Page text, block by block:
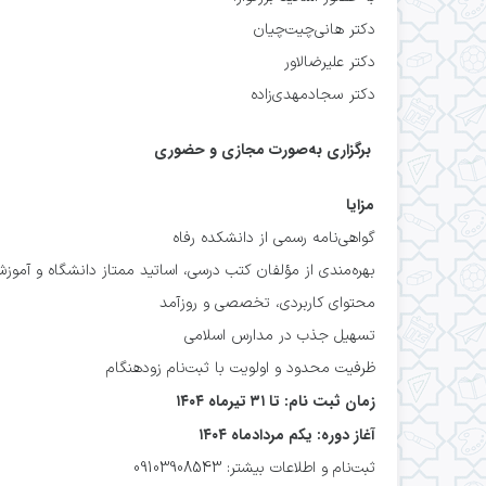
دکتر هانی‌چیت‌چیان
دکتر علیرضالاور
دکتر سجادمهدی‌زاده
برگزاري به‌صورت مجازی و حضوری
مزایا
گواهی‌نامه رسمی از دانشکده رفاه
بهره‌مندی از مؤلفان كتب درسی، اساتید ممتاز دانشگاه و
محتوای کاربردی، تخصصی و روزآمد
تسهيل جذب در مدارس اسلامی
ظرفیت محدود و اولویت با ثبت‌نام زودهنگام
زمان ثبت نام: تا ۳۱ تيرماه ۱۴۰۴
آغاز دوره: يكم مردادماه ۱۴۰۴
ثبت‌نام و اطلاعات بیشتر: 09103908543